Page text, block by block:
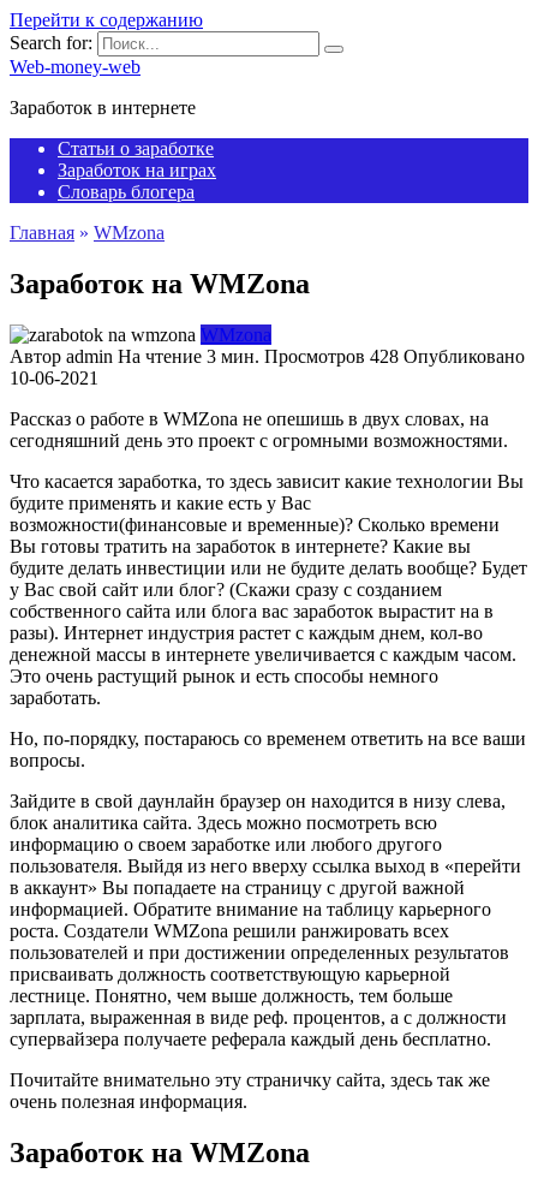
Перейти к содержанию
Search for:
Web-money-web
Заработок в интернете
Статьи о заработке
Заработок на играх
Словарь блогера
Главная » WMzona
Заработок на WMZona
WMzona
Автор admin На чтение 3 мин. Просмотров 428 Опубликовано
10-06-2021
Рассказ о работе в WMZona не опешишь в двух словах, на
сегодняшний день это проект с огромными возможностями.
Что касается заработка, то здесь зависит какие технологии Вы
будите применять и какие есть у Вас
возможности(финансовые и временные)? Сколько времени
Вы готовы тратить на заработок в интернете? Какие вы
будите делать инвестиции или не будите делать вообще? Будет
у Вас свой сайт или блог? (Скажи сразу с созданием
собственного сайта или блога вас заработок вырастит на в
разы). Интернет индустрия растет с каждым днем, кол-во
денежной массы в интернете увеличивается с каждым часом.
Это очень растущий рынок и есть способы немного
заработать.
Но, по-порядку, постараюсь со временем ответить на все ваши
вопросы.
Зайдите в свой даунлайн браузер он находится в низу слева,
блок аналитика сайта. Здесь можно посмотреть всю
информацию о своем заработке или любого другого
пользователя. Выйдя из него вверху ссылка выход в «перейти
в аккаунт» Вы попадаете на страницу с другой важной
информацией. Обратите внимание на таблицу карьерного
роста. Создатели WMZona решили ранжировать всех
пользователей и при достижении определенных результатов
присваивать должность соответствующую карьерной
лестнице. Понятно, чем выше должность, тем больше
зарплата, выраженная в виде реф. процентов, а с должности
супервайзера получаете реферала каждый день бесплатно.
Почитайте внимательно эту страничку сайта, здесь так же
очень полезная информация.
Заработок на WMZona